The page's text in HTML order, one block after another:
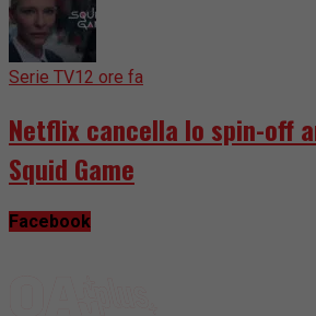
Serie TV12 ore fa
Netflix cancella lo spin-off
Squid Game
Facebook